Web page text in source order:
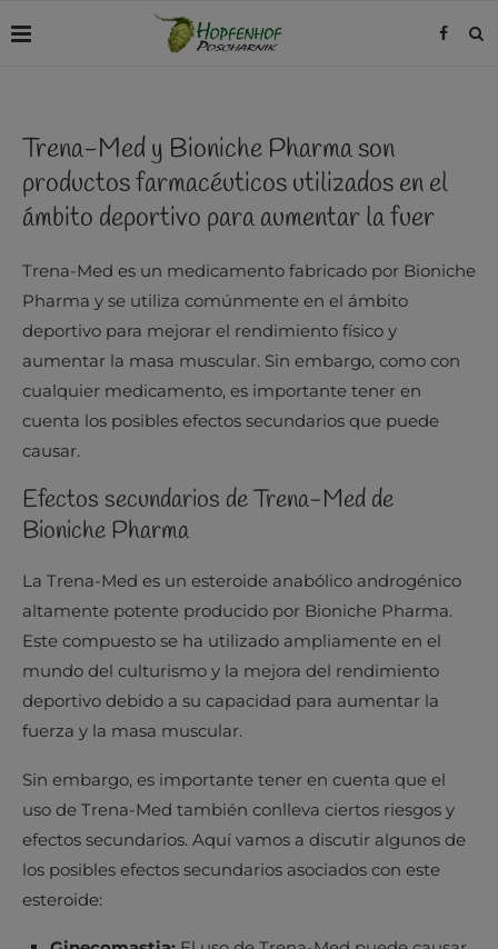
Trena-Med y Bioniche Pharma son
productos farmacéuticos utilizados en el
ámbito deportivo para aumentar la fuer
Trena-Med es un medicamento fabricado por Bioniche
Pharma y se utiliza comúnmente en el ámbito
deportivo para mejorar el rendimiento físico y
aumentar la masa muscular. Sin embargo, como con
cualquier medicamento, es importante tener en
cuenta los posibles efectos secundarios que puede
causar.
Efectos secundarios de Trena-Med de
Bioniche Pharma
La Trena-Med es un esteroide anabólico androgénico
altamente potente producido por Bioniche Pharma.
Este compuesto se ha utilizado ampliamente en el
mundo del culturismo y la mejora del rendimiento
deportivo debido a su capacidad para aumentar la
fuerza y ​​la masa muscular.
Sin embargo, es importante tener en cuenta que el
uso de Trena-Med también conlleva ciertos riesgos y
efectos secundarios. Aquí vamos a discutir algunos de
los posibles efectos secundarios asociados con este
esteroide: